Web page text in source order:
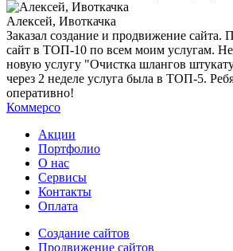
Алексей, Ивоткачка
Заказал создание и продвижение сайта.
сайт в ТОП-10 по всем моим услугам.
новую услугу "Очистка шлангов
через 2 неделе услуга была в ТОП-5.
оперативно!
Коммерсо
Акции
Портфолио
О нас
Сервисы
Контакты
Оплата
Создание сайтов
Продвижение сайтов